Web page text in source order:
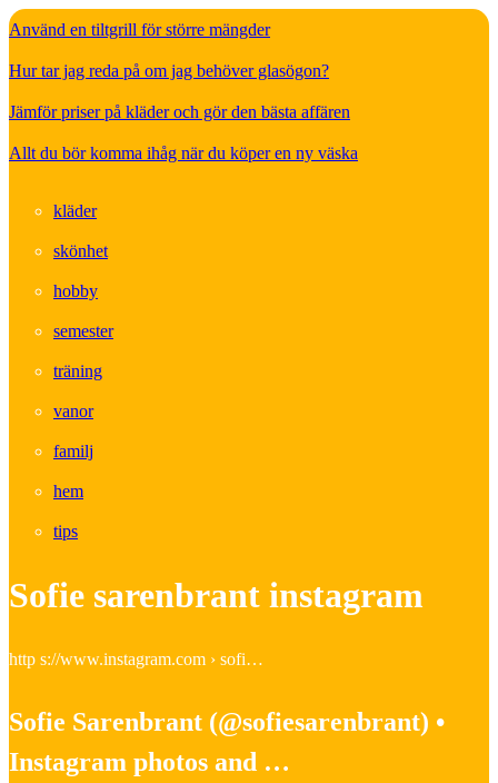
Använd en tiltgrill för större mängder
Hur tar jag reda på om jag behöver glasögon?
Jämför priser på kläder och gör den bästa affären
Allt du bör komma ihåg när du köper en ny väska
kläder
skönhet
hobby
semester
träning
vanor
familj
hem
tips
Sofie sarenbrant instagram
http s://www.instagram.com › sofi…
Sofie Sarenbrant (@sofiesarenbrant) •
Instagram photos and …